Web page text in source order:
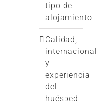
tipo de
alojamiento
Calidad,
y
experiencia
del
huésped